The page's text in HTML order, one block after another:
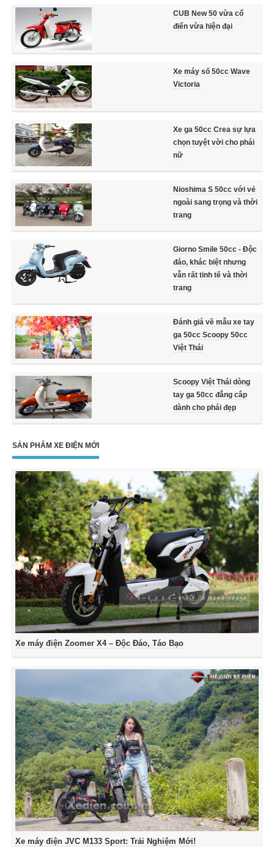
CUB New 50 vừa cổ
điển vừa hiện đại
Xe máy số 50cc Wave
Victoria
Xe ga 50cc Crea sự lựa
chọn tuyệt vời cho phái
nữ
Nioshima S 50cc với vẻ
ngoài sang trọng và thời
trang
Giorno Smile 50cc - Độc
đáo, khác biệt nhưng
vẫn rất tinh tế và thời
trang
Đánh giá về mẫu xe tay
ga 50cc Scoopy 50cc
Việt Thái
Scoopy Việt Thái dòng
tay ga 50cc đẳng câp
dành cho phái đẹp
SẢN PHẨM XE ĐIỆN MỚI
Xe máy điện Zoomer X4 – Độc Đáo, Táo Bạo
Xe máy điện JVC M133 Sport: Trải Nghiệm Mới!